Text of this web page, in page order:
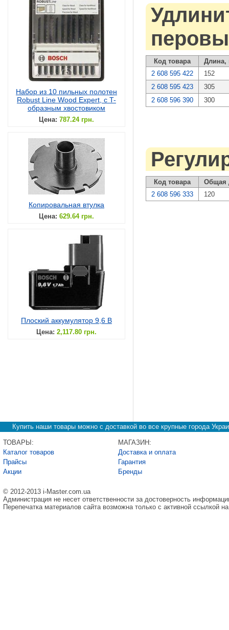
Набор из 10 пильных полотен
Robust Line Wood Expert, с T-
образным хвостовиком
Цена: 787.24 грн.
Копировальная втулка
Цена: 629.64 грн.
Плоский аккумулятор 9,6 В
Цена: 2,117.80 грн.
Код товара
2 608 595 422
152
2 608 595 423
305
2 608 596 390
300
Код товара
Общая
2 608 596 333
120
Купить наши товары можно с доставкой во все крупные города
ТОВАРЫ:
Каталог товаров
Прайсы
Акции
МАГАЗИН:
Доставка и оплата
Гарантия
Бренды
© 2012-2013 i-Master.com.ua
Администрация не несет ответственности за достоверность
Перепечатка материалов сайта возможна только с активной ссылкой